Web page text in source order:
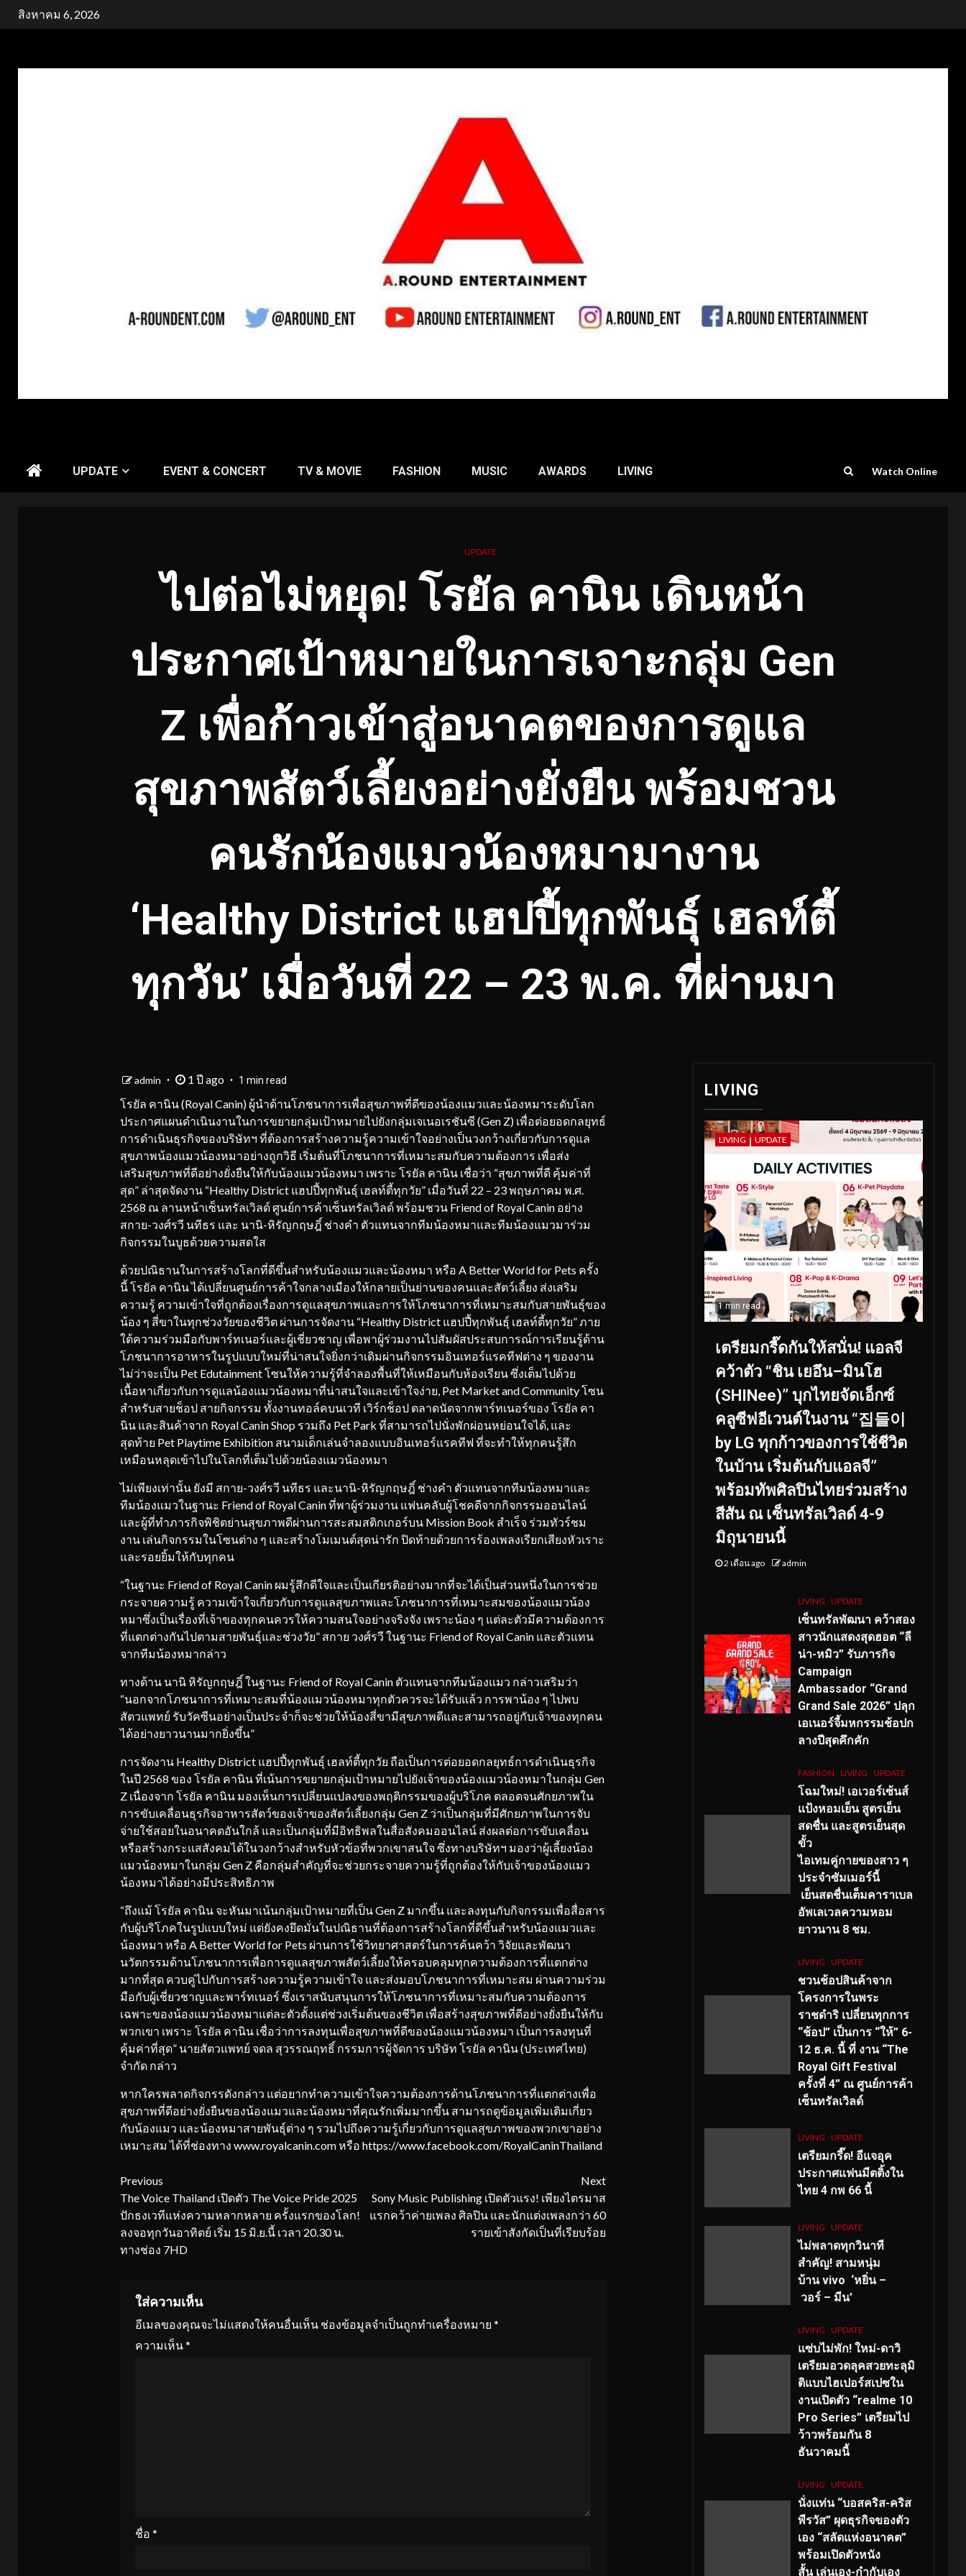
Skipสิงหาคม 6, 2026
UPDATE EVENT & CONCERT TV & MOVIE FASHION MUSIC AWARDS LIVING Watch Online
UPDATE
ไปต่อไม่หยุด! โรยัล คานิน เดินหน้า
ประกาศเป้าหมายในการเจาะกลุ่ม Gen
Z เพื่อก้าวเข้าสู่อนาคตของการดูแล
สุขภาพสัตว์เลี้ยงอย่างยั่งยืน พร้อมชวน
คนรักน้องแมวน้องหมามางาน
‘Healthy District แฮปปี้ทุกพันธุ์ เฮลท์ตี้
ทุกวัน’ เมื่อวันที่ 22 – 23 พ.ค. ที่ผ่านมา
admin 1 ปี ago 1 min read
โรยัล คานิน (Royal Canin) ผู้นำด้านโภชนาการเพื่อสุขภาพที่ดีของน้องแมวและน้องหมาระดับโลก
ประกาศแผนดำเนินงานในการขยายกลุ่มเป้าหมายไปยังกลุ่มเจเนอเรชันซี (Gen Z) เพื่อต่อยอดกลยุทธ์
การดำเนินธุรกิจของบริษัทฯ ที่ต้องการสร้างความรู้ความเข้าใจอย่างเป็นวงกว้างเกี่ยวกับการดูแล
สุขภาพน้องแมวน้องหมาอย่างถูกวิธี เริ่มต้นที่โภชนาการที่เหมาะสมกับความต้องการ เพื่อส่ง
เสริมสุขภาพที่ดีอย่างยั่งยืนให้กับน้องแมวน้องหมา เพราะ โรยัล คานิน เชื่อว่า “สุขภาพที่ดี คุ้มค่าที่
สุด” ล่าสุดจัดงาน “Healthy District แฮปปี้ทุกพันธุ์ เฮลท์ตี้ทุกวัย” เมื่อวันที่ 22 – 23 พฤษภาคม พ.ศ.
2568 ณ ลานหน้าเซ็นทรัลเวิลด์ ศูนย์การค้าเซ็นทรัลเวิลด์ พร้อมชวน Friend of Royal Canin อย่าง
สกาย-วงศ์รวี นทีธร และ นานิ-หิรัญกฤษฎิ์ ช่างคำ ตัวแทนจากทีมน้องหมาและทีมน้องแมวมาร่วม
กิจกรรมในบูธด้วยความสดใส
ด้วยปณิธานในการสร้างโลกที่ดีขึ้นสำหรับน้องแมวและน้องหมา หรือ A Better World for Pets ครั้ง
นี้ โรยัล คานิน ได้เปลี่ยนศูนย์การค้าใจกลางเมืองให้กลายเป็นย่านของคนและสัตว์เลี้ยง ส่งเสริม
ความรู้ ความเข้าใจที่ถูกต้องเรื่องการดูแลสุขภาพและการให้โภชนาการที่เหมาะสมกับสายพันธุ์ของ
น้อง ๆ สี่ขาในทุกช่วงวัยของชีวิต ผ่านการจัดงาน “Healthy District แฮปปี้ทุกพันธุ์ เฮลท์ตี้ทุกวัย” ภาย
ใต้ความร่วมมือกับพาร์ทเนอร์และผู้เชี่ยวชาญ เพื่อพาผู้ร่วมงานไปสัมผัสประสบการณ์การเรียนรู้ด้าน
โภชนาการอาหารในรูปแบบใหม่ที่น่าสนใจยิ่งกว่าเดิมผ่านกิจกรรมอินเทอร์แรคทีฟต่าง ๆ ของงาน
ไม่ว่าจะเป็น Pet Edutainment โซนให้ความรู้ที่จำลองพื้นที่ให้เหมือนกับห้องเรียน ซึ่งเต็มไปด้วย
เนื้อหาเกี่ยวกับการดูแลน้องแมวน้องหมาที่น่าสนใจและเข้าใจง่าย, Pet Market and Community โซน
สำหรับสายช็อป สายกิจกรรม ทั้งงานทอล์คบนเวที เวิร์กช็อป ตลาดนัดจากพาร์ทเนอร์ของ โรยัล คา
นิน และสินค้าจาก Royal Canin Shop รวมถึง Pet Park ที่สามารถไปนั่งพักผ่อนหย่อนใจได้, และ
สุดท้าย Pet Playtime Exhibition สนามเด็กเล่นจำลองแบบอินเทอร์แรคทีฟ ที่จะทำให้ทุกคนรู้สึก
เหมือนหลุดเข้าไปในโลกที่เต็มไปด้วยน้องแมวน้องหมา
ไม่เพียงเท่านั้น ยังมี สกาย-วงศ์รวี นทีธร และนานิ-หิรัญกฤษฎิ์ ช่างคำ ตัวแทนจากทีมน้องหมาและ
ทีมน้องแมวในฐานะ Friend of Royal Canin ที่พาผู้ร่วมงาน แฟนคลับผู้โชคดีจากกิจกรรมออนไลน์
และผู้ที่ทำภารกิจพิชิตย่านสุขภาพดีผ่านการสะสมสติกเกอร์บน Mission Book สำเร็จ ร่วมทัวร์ชม
งาน เล่นกิจกรรมในโซนต่าง ๆ และสร้างโมเมนต์สุดน่ารัก ปิดท้ายด้วยการร้องเพลงเรียกเสียงหัวเราะ
และรอยยิ้มให้กับทุกคน
“ในฐานะ Friend of Royal Canin ผมรู้สึกดีใจและเป็นเกียรติอย่างมากที่จะได้เป็นส่วนหนึ่งในการช่วย
กระจายความรู้ ความเข้าใจเกี่ยวกับการดูแลสุขภาพและโภชนาการที่เหมาะสมของน้องแมวน้อง
หมาซึ่งเป็นเรื่องที่เจ้าของทุกคนควรให้ความสนใจอย่างจริงจัง เพราะน้อง ๆ แต่ละตัวมีความต้องการ
ที่แตกต่างกันไปตามสายพันธุ์และช่วงวัย” สกาย วงศ์รวี ในฐานะ Friend of Royal Canin และตัวแทน
จากทีมน้องหมากล่าว
ทางด้าน นานิ หิรัญกฤษฎิ์ ในฐานะ Friend of Royal Canin ตัวแทนจากทีมน้องแมว กล่าวเสริมว่า
“นอกจากโภชนาการที่เหมาะสมที่น้องแมวน้องหมาทุกตัวควรจะได้รับแล้ว การพาน้อง ๆ ไปพบ
สัตวแพทย์ รับวัคซีนอย่างเป็นประจำก็จะช่วยให้น้องสี่ขามีสุขภาพดีและสามารถอยู่กับเจ้าของทุกคน
ได้อย่างยาวนานมากยิ่งขึ้น”
การจัดงาน Healthy District แฮปปี้ทุกพันธุ์ เฮลท์ตี้ทุกวัย ถือเป็นการต่อยอดกลยุทธ์การดำเนินธุรกิจ
ในปี 2568 ของ โรยัล คานิน ที่เน้นการขยายกลุ่มเป้าหมายไปยังเจ้าของน้องแมวน้องหมาในกลุ่ม Gen
Z เนื่องจาก โรยัล คานิน มองเห็นการเปลี่ยนแปลงของพฤติกรรมของผู้บริโภค ตลอดจนศักยภาพใน
การขับเคลื่อนธุรกิจอาหารสัตว์ของเจ้าของสัตว์เลี้ยงกลุ่ม Gen Z ว่าเป็นกลุ่มที่มีศักยภาพในการจับ
จ่ายใช้สอยในอนาคตอันใกล้ และเป็นกลุ่มที่มีอิทธิพลในสื่อสังคมออนไลน์ ส่งผลต่อการขับเคลื่อน
หรือสร้างกระแสสังคมได้ในวงกว้างสำหรับหัวข้อที่พวกเขาสนใจ ซึ่งทางบริษัทฯ มองว่าผู้เลี้ยงน้อง
แมวน้องหมาในกลุ่ม Gen Z คือกลุ่มสำคัญที่จะช่วยกระจายความรู้ที่ถูกต้องให้กับเจ้าของน้องแมว
น้องหมาได้อย่างมีประสิทธิภาพ
“ถึงแม้ โรยัล คานิน จะหันมาเน้นกลุ่มเป้าหมายที่เป็น Gen Z มากขึ้น และลงทุนกับกิจกรรมเพื่อสื่อสาร
กับผู้บริโภคในรูปแบบใหม่ แต่ยังคงยึดมั่นในปณิธานที่ต้องการสร้างโลกที่ดีขึ้นสำหรับน้องแมวและ
น้องหมา หรือ A Better World for Pets ผ่านการใช้วิทยาศาสตร์ในการค้นคว้า วิจัยและพัฒนา
นวัตกรรมด้านโภชนาการเพื่อการดูแลสุขภาพสัตว์เลี้ยงให้ครอบคลุมทุกความต้องการที่แตกต่าง
มากที่สุด ควบคู่ไปกับการสร้างความรู้ความเข้าใจ และส่งมอบโภชนาการที่เหมาะสม ผ่านความร่วม
มือกับผู้เชี่ยวชาญและพาร์ทเนอร์ ซึ่งเราสนับสนุนการให้โภชนาการที่เหมาะสมกับความต้องการ
เฉพาะของน้องแมวน้องหมาแต่ละตัวตั้งแต่ช่วงเริ่มต้นของชีวิต เพื่อสร้างสุขภาพที่ดีอย่างยั่งยืนให้กับ
พวกเขา เพราะ โรยัล คานิน เชื่อว่าการลงทุนเพื่อสุขภาพที่ดีของน้องแมวน้องหมา เป็นการลงทุนที่
คุ้มค่าที่สุด” นายสัตวแพทย์ จดล สุวรรณฤทธิ์ กรรมการผู้จัดการ บริษัท โรยัล คานิน (ประเทศไทย)
จำกัด กล่าว
หากใครพลาดกิจกรรดังกล่าว แต่อยากทำความเข้าใจความต้องการด้านโภชนาการที่แตกต่างเพื่อ
สุขภาพที่ดีอย่างยั่งยืนของน้องแมวและน้องหมาที่คุณรักเพิ่มมากขึ้น สามารถดูข้อมูลเพิ่มเติมเกี่ยว
กับน้องแมว และน้องหมาสายพันธุ์ต่าง ๆ รวมไปถึงความรู้เกี่ยวกับการดูแลสุขภาพของพวกเขาอย่าง
เหมาะสม ได้ที่ช่องทาง www.royalcanin.com หรือ https://www.facebook.com/RoyalCaninThailand
Continue
Reading
Previous
The Voice Thailand เปิดตัว The Voice Pride 2025
ปักธงเวทีแห่งความหลากหลาย ครั้งแรกของโลก!
ลงจอทุกวันอาทิตย์ เริ่ม 15 มิ.ย.นี้ เวลา 20.30 น.
ทางช่อง 7HD
Next
Sony Music Publishing เปิดตัวแรง! เพียงไตรมาส
แรกคว้าค่ายเพลง ศิลปิน และนักแต่งเพลงกว่า 60
รายเข้าสังกัดเป็นที่เรียบร้อย
ใส่ความเห็น
อีเมลของคุณจะไม่แสดงให้คนอื่นเห็น ช่องข้อมูลจำเป็นถูกทำเครื่องหมาย *
ความเห็น*
ชื่อ *
LIVING
LIVING UPDATE
1 min read
เตรียมกรี๊ดกันให้สนั่น! แอลจี
คว้าตัว “ชิน เยอึน–มินโฮ
(SHINee)” บุกไทยจัดเอ็กซ์
คลูซีฟอีเวนต์ในงาน “집들이
by LG ทุกก้าวของการใช้ชีวิต
ในบ้าน เริ่มต้นกับแอลจี”
พร้อมทัพศิลปินไทยร่วมสร้าง
สีสัน ณ เซ็นทรัลเวิลด์ 4-9
มิถุนายนนี้
2 เดือน ago admin
LIVING UPDATE
เซ็นทรัลพัฒนา คว้าสอง
สาวนักแสดงสุดฮอต “ลี
น่า-หมิว” รับภารกิจ
Campaign
Ambassador “Grand
Grand Sale 2026” ปลุก
เอเนอร์จี้มหกรรมช้อปก
ลางปีสุดคึกคัก
FASHION LIVING UPDATE
โฉมใหม่! เอเวอร์เซ้นส์
แป้งหอมเย็น สูตรเย็น
สดชื่น และสูตรเย็นสุด
ขั้ว
ไอเทมคู่กายของสาว ๆ
ประจำซัมเมอร์นี้
เย็นสดชื่นเต็มคาราเบล
อัพเลเวลความหอม
ยาวนาน 8 ชม.
LIVING UPDATE
ชวนช้อปสินค้าจาก
โครงการในพระ
ราชดำริ เปลี่ยนทุกการ
“ช้อป” เป็นการ “ให้” 6-
12 ธ.ค. นี้ ที่ งาน “The
Royal Gift Festival
ครั้งที่ 4” ณ ศูนย์การค้า
เซ็นทรัลเวิลด์
LIVING UPDATE
เตรียมกรี๊ด! อีแจอุค
ประกาศแฟนมีตติ้งใน
ไทย 4 กพ 66 นี้
LIVING UPDATE
ไม่พลาดทุกวินาที
สำคัญ! สามหนุ่ม
บ้าน vivo ‘หยิ่น –
วอร์ – มีน’
LIVING UPDATE
แซ่บไม่พัก! ใหม่-ดาวิ
เตรียมอวดลุคสวยทะลุมิ
ติแบบไฮเปอร์สเปซใน
งานเปิดตัว “realme 10
Pro Series” เตรียมไป
ว้าวพร้อมกัน 8
ธันวาคมนี้
LIVING UPDATE
นั่งแท่น “บอสคริส-คริส
พีรวัส” ผุดธุรกิจของตัว
เอง “สลัดแห่งอนาคต”
พร้อมเปิดตัวหนัง
สั้น เล่นเอง-กำกับเอง